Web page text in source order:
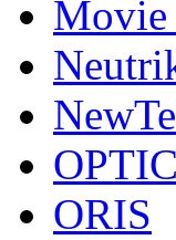
Movie
ORIS